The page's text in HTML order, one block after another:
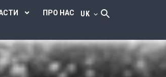
ПРО НАС UK